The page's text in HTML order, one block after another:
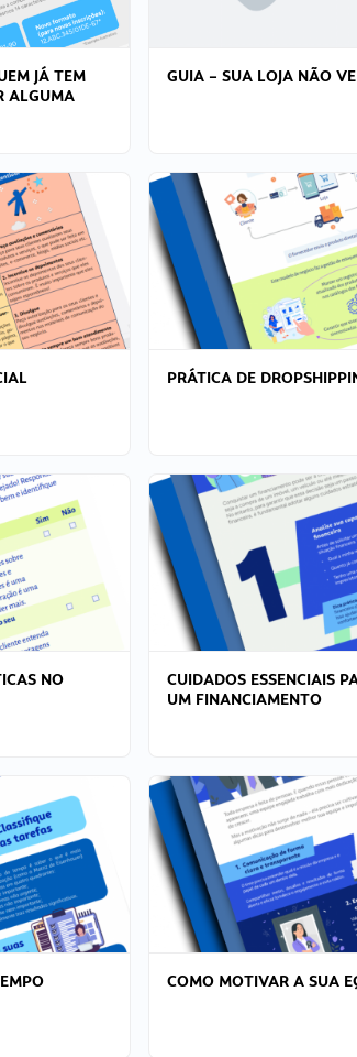
JÁ TEM
ALGUMA
GUIA – SUA LOJA NÃO
PRÁTICA DE
NO
CUIDADOS ESSENCIAIS
UM FINANCIAMENTO
COMO MOTIVAR A SUA